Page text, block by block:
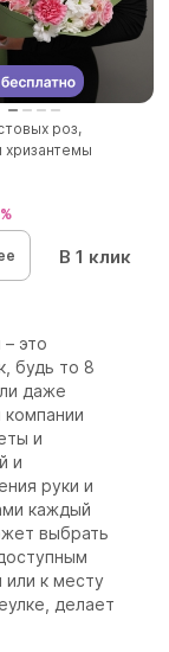
роз,
хризантемы
В 1 клик
это
будь то 8
даже
и
и
руки и
каждый
выбрать
к месту
делает